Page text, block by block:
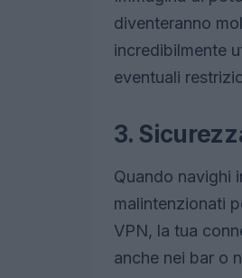
diventeranno
incredibilmente
eventuali
3.
Quando navighi
malintenzionati
VPN, la tua
anche nei bar o